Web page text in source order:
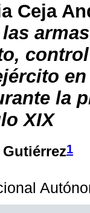
Ceja
la
XIX
1